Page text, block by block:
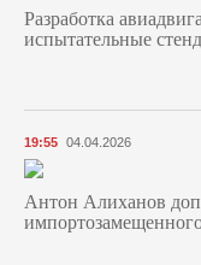
Разработка
испытательные
19:55 04.04.2026
Антон Алиханов